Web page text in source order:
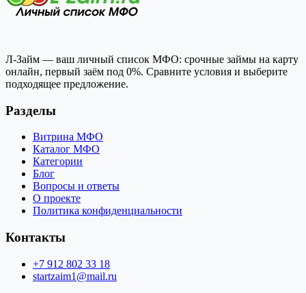
Л-Займ — ваш личный список МФО: срочные займы на карту
онлайн, первый заём под 0%. Сравните условия и выберите
подходящее предложение.
Разделы
Витрина МФО
Каталог МФО
Категории
Блог
Вопросы и ответы
О проекте
Политика конфиденциальности
Контакты
+7 912 802 33 18
startzaim1@mail.ru